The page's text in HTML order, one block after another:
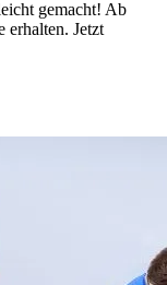
gemacht! Ab
erhalten. Jetzt